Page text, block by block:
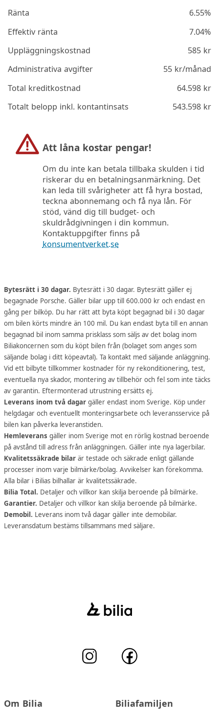
Ränta
6.55%
Effektiv ränta
7.04%
Uppläggningskostnad
585kr
Administrativa avgifter
55kr/månad
Total kreditkostnad
64.598kr
Totalt belopp inkl. kontantinsats
543.598kr
Att låna kostar pengar!
Om du inte kan betala tillbaka skulden i tid
riskerar du en betalningsanmärkning. Det
kan leda till svårigheter att få hyra bostad,
teckna abonnemang och få nya lån. För
stöd, vänd dig till budget- och
skuldrådgivningen i din kommun.
Kontaktuppgifter finns på
konsumentverket.se
Bytesrätt i 30 dagar. Bytesrätt i 30 dagar. Bytesrätt gäller ej
begagnade Porsche. Gäller bilar upp till 600.000 kr och endast en
gång per bilköp. Du har rätt att byta köpt begagnad bil i 30 dagar
om bilen körts mindre än 100 mil. Du kan endast byta till en annan
begagnad bil inom samma prisklass som säljs av det bolag inom
Biliakoncernen som du köpt bilen från (bolaget som anges som
säljande bolag i ditt köpeavtal). Ta kontakt med säljande anläggning.
Vid ett bilbyte tillkommer kostnader för ny rekonditionering, test,
eventuella nya skador, montering av tillbehör och fel som inte täcks
av garantin. Eftermonterad utrustning ersätts ej.
Leverans inom två dagar gäller endast inom Sverige. Köp under
helgdagar och eventuellt monteringsarbete och leveransservice på
bilen kan påverka leveranstiden.
Hemleverans gäller inom Sverige mot en rörlig kostnad beroende
på avstånd till adress från anläggningen. Gäller inte nya lagerbilar.
Kvalitetssäkrade bilar är testade och säkrade enligt gällande
processer inom varje bilmärke/bolag. Avvikelser kan förekomma.
Alla bilar i Bilias bilhallar är kvalitetssäkrade.
Bilia Total. Detaljer och villkor kan skilja beroende på bilmärke.
Garantier. Detaljer och villkor kan skilja beroende på bilmärke.
Demobil. Leverans inom två dagar gäller inte demobilar.
Leveransdatum bestäms tillsammans med säljare.
Om Bilia Biliafamiljen